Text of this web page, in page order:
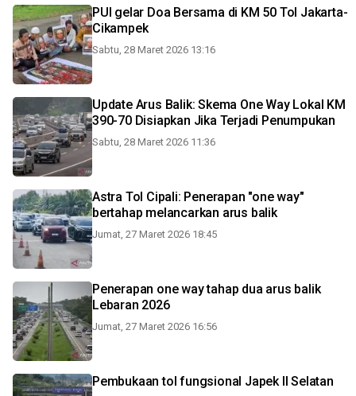
PUI gelar Doa Bersama di KM 50 Tol Jakarta-
Cikampek
Sabtu, 28 Maret 2026 13:16
Update Arus Balik: Skema One Way Lokal KM
390-70 Disiapkan Jika Terjadi Penumpukan
Sabtu, 28 Maret 2026 11:36
Astra Tol Cipali: Penerapan "one way"
bertahap melancarkan arus balik
Jumat, 27 Maret 2026 18:45
Penerapan one way tahap dua arus balik
Lebaran 2026
Jumat, 27 Maret 2026 16:56
Pembukaan tol fungsional Japek II Selatan